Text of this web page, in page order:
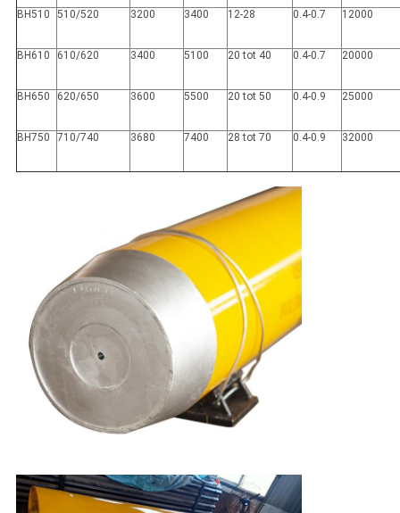
BH510 510/520 3200 3400 12-28 0.4-0.7 12000
BH610 610/620 3400 5100 20 tot 40 0.4-0.7 20000
BH650 620/650 3600 5500 20 tot 50 0.4-0.9 25000
BH750 710/740 3680 7400 28 tot 70 0.4-0.9 32000